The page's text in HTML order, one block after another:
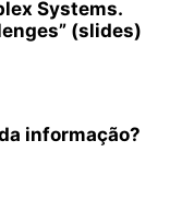
Systems.
(slides)
informação?